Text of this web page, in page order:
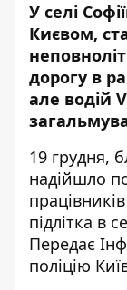
У селі
Києвом,
дорогу в
але водій
19 грудня,
надійшло
підлітка в
Передає
поліцію